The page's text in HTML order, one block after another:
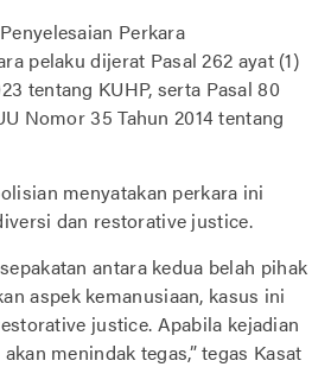
Perkara
pelaku dijerat Pasal 262 ayat (1)
tentang KUHP, serta Pasal 80
Nomor 35 Tahun 2014 tentang
menyatakan perkara ini
dan restorative justice.
antara kedua belah pihak
aspek kemanusiaan, kasus ini
justice. Apabila kejadian
menindak tegas,” tegas Kasat